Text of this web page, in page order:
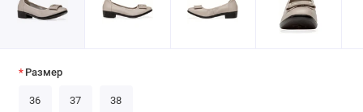
Размер
36 37 38